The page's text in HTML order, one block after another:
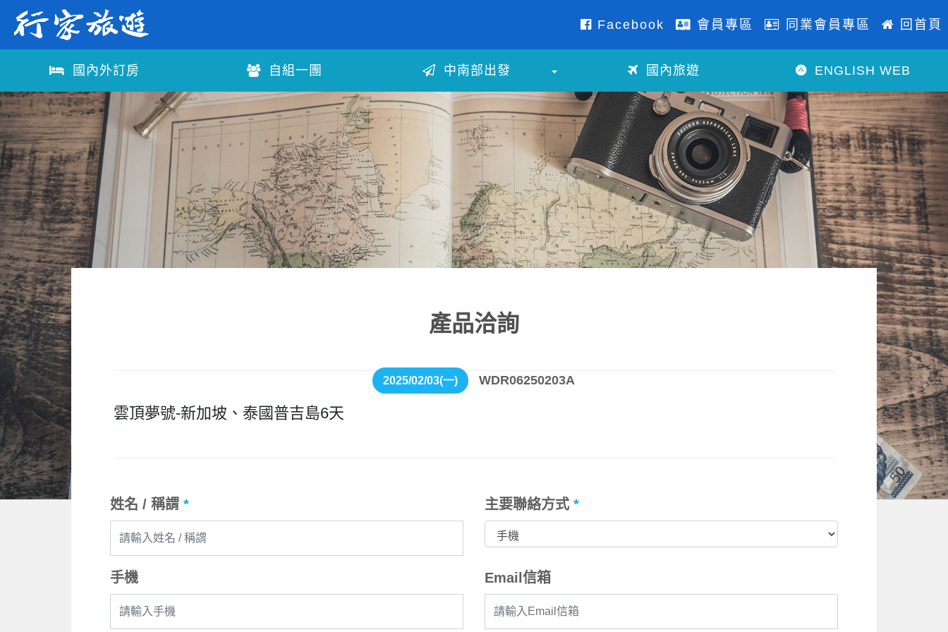
Facebook 會員專區 同業會員專區 回首頁
國內外訂房 自組一團 中南部出發 國內旅遊 ENGLISH WEB
產品洽詢
2025/02/03(一) WDR06250203A
雲頂夢號-新加坡、泰國普吉島6天
姓名 / 稱謂 * 主要聯絡方式 *
手機 Email信箱